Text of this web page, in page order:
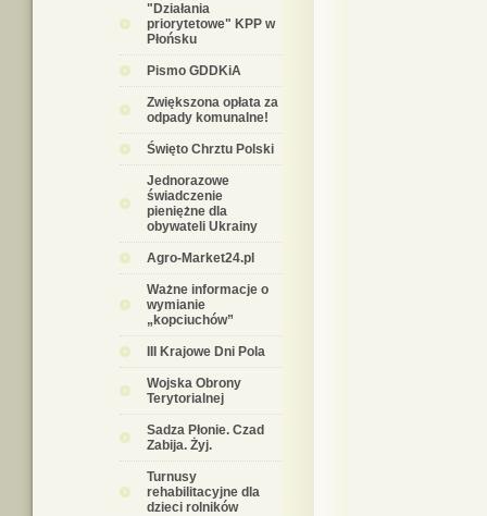
"Działania
priorytetowe" KPP w
Płońsku
Pismo GDDKiA
Zwiększona opłata za
odpady komunalne!
Święto Chrztu Polski
Jednorazowe
świadczenie
pieniężne dla
obywateli Ukrainy
Agro-Market24.pl
Ważne informacje o
wymianie
„kopciuchów”
III Krajowe Dni Pola
Wojska Obrony
Terytorialnej
Sadza Płonie. Czad
Zabija. Żyj.
Turnusy
rehabilitacyjne dla
dzieci rolników